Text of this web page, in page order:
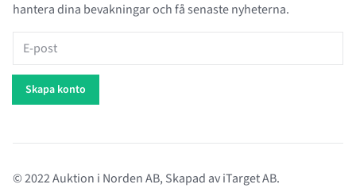
hantera dina bevakningar och få senaste nyheterna.
E-post
Skapa konto
© 2022 Auktion i Norden AB, Skapad aviTarget AB.